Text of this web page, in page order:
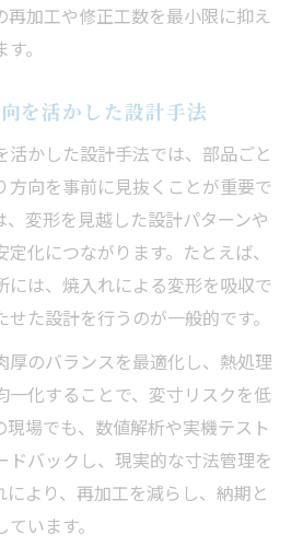
加工や修正工数を最小限に抑え
。
を活かした設計手法
活かした設計手法では、部品ごと
方向を事前に見抜くことが重要で
、変形を見越した設計パターンや
化につながります。たとえば、
には、焼入れによる変形を吸収で
た設計を行うのが一般的です。
厚のバランスを最適化し、熱処理
一化することで、変寸リスクを低
現場でも、数値解析や実機テスト
ドバックし、現実的な寸法管理を
より、再加工を減らし、納期と
います。